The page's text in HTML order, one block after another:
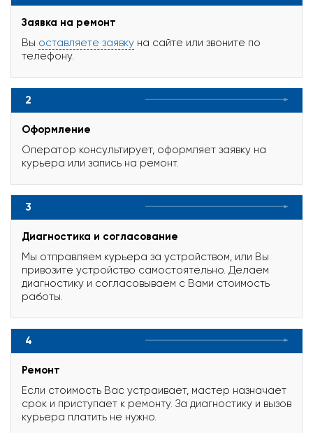
Заявка на ремонт
Вы оставляете заявку на сайте или звоните по
телефону.
2
Оформление
Оператор консультирует, оформляет заявку на
курьера или запись на ремонт.
3
Диагностика и согласование
Мы отправляем курьера за устройством, или Вы
привозите устройство самостоятельно. Делаем
диагностику и согласовываем с Вами стоимость
работы.
4
Ремонт
Если стоимость Вас устраивает, мастер назначает
срок и приступает к ремонту. За диагностику и вызов
курьера платить не нужно.